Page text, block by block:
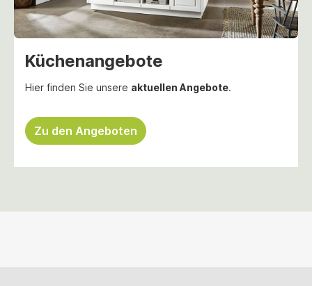
Küchenangebote
Hier finden Sie unsere aktuellen Angebote.
Zu den Angeboten